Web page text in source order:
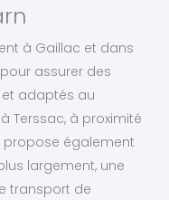
à Gaillac et dans
assurer des
et adaptés au
Terssac, à proximité
propose également
largement, une
transport de